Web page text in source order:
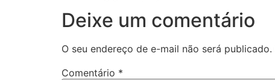
Deixe um comentário
O seu endereço de e-mail não será publicado.
Comentário *